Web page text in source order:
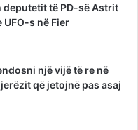
deputetit të PD-së Astrit
UFO-s në Fier
një vijë të re në
që jetojnë pas asaj